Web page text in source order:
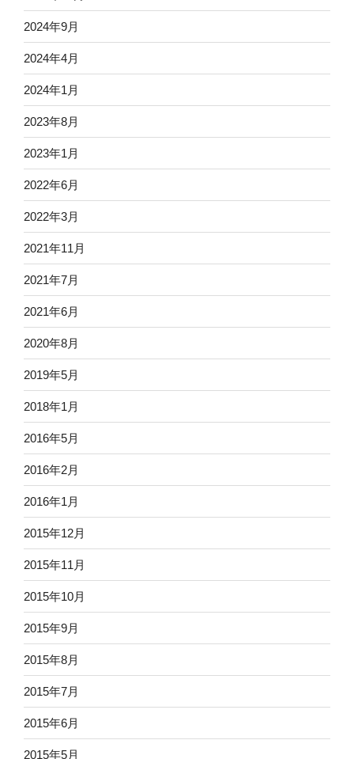
2024年9月
2024年4月
2024年1月
2023年8月
2023年1月
2022年6月
2022年3月
2021年11月
2021年7月
2021年6月
2020年8月
2019年5月
2018年1月
2016年5月
2016年2月
2016年1月
2015年12月
2015年11月
2015年10月
2015年9月
2015年8月
2015年7月
2015年6月
2015年5月